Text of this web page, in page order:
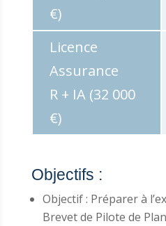
€)
Licence
Assurance
R + IA (32 000
€)
Objectifs :
Objectif : Préparer à
Brevet de Pilote de